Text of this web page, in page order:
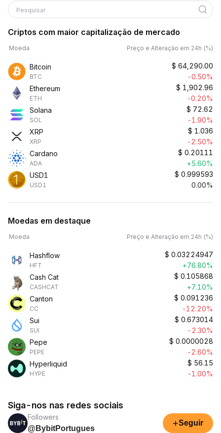
Pesquisar
Criptos com maior capitalização de mercado
Moeda Preço e Alteração em 24h (%)
Bitcoin
BTC
$ 64,290.00
-0.50%
Ethereum
ETH
$ 1,902.96
-0.20%
Solana
SOL
$ 72.62
-1.90%
XRP
XRP
$ 1.036
-2.50%
Cardano
ADA
$ 0.20111
+5.60%
USD1
USD1
$ 0.999593
0.00%
Moedas em destaque
Moeda Preço e Alteração em 24h (%)
Hashflow
HFT
$ 0.03224947
+76.80%
Cash Cat
CASHCAT
$ 0.105868
+7.10%
Canton
CC
$ 0.091236
-12.20%
Sui
SUI
$ 0.673014
-2.30%
Pepe
PEPE
$ 0.0000028
-2.60%
Hyperliquid
HYPE
$ 56.15
-1.00%
Siga-nos nas redes sociais
Followers
@BybitPortugues
+Seguir